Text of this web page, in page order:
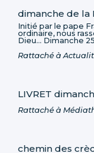
dimanche de la
Initié par le pape
ordinaire, nous
Dieu... Dimanche
Rattaché à
LIVRET
Rattaché à
chemin des